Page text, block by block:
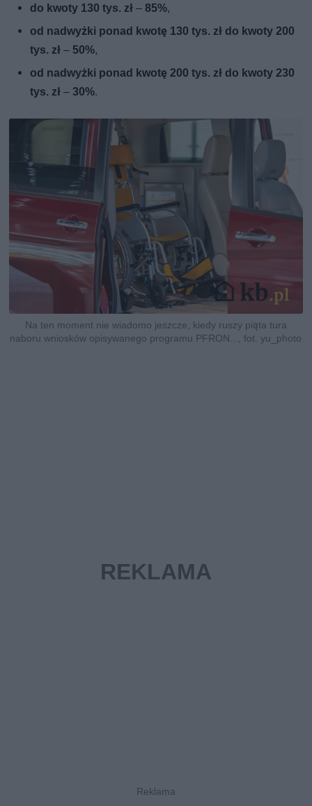
do kwoty 130 tys. zł–85%,
od nadwyżki ponad kwotę 130 tys. zł do kwoty 200
tys. zł – 50%,
od nadwyżki ponad kwotę 200 tys. zł do kwoty 230
tys. zł –30%.
Na ten moment nie wiadomo jeszcze, kiedy ruszy piąta tura
naboru wniosków opisywanego programu PFRON..., fot. yu_photo